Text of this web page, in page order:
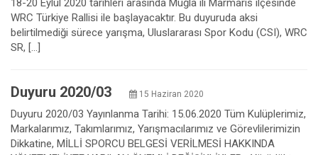
18-20 Eylül 2020 tarihleri arasında Muğla ili Marmaris ilçesinde
WRC Türkiye Rallisi ile başlayacaktır. Bu duyuruda aksi
belirtilmediği sürece yarışma, Uluslararası Spor Kodu (CSI), WRC
SR, […]
Duyuru 2020/03 15 Haziran 2020
Duyuru 2020/03 Yayınlanma Tarihi: 15.06.2020 Tüm Kulüplerimiz,
Markalarımız, Takımlarımız, Yarışmacılarımız ve Görevlilerimizin
Dikkatine, MİLLİ SPORCU BELGESİ VERİLMESİ HAKKINDA